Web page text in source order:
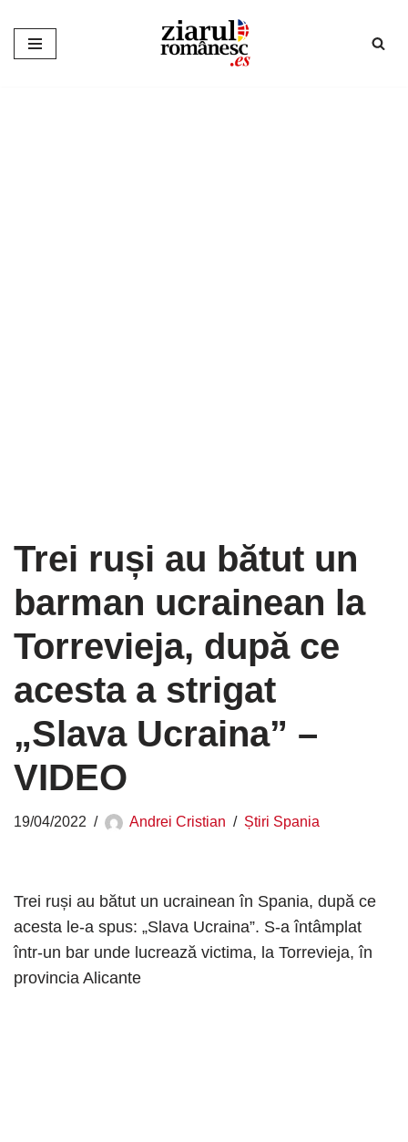
Sari
Trei ruși au bătut un
barman ucrainean la
Torrevieja, după ce
acesta a strigat
„Slava Ucraina” –
VIDEO
19/04/2022 Andrei Cristian Știri Spania
Trei ruși au bătut un ucrainean în Spania, după ce
acesta le-a spus: „Slava Ucraina”. S-a întâmplat
într-un bar unde lucrează victima, la Torrevieja, în
provincia Alicante